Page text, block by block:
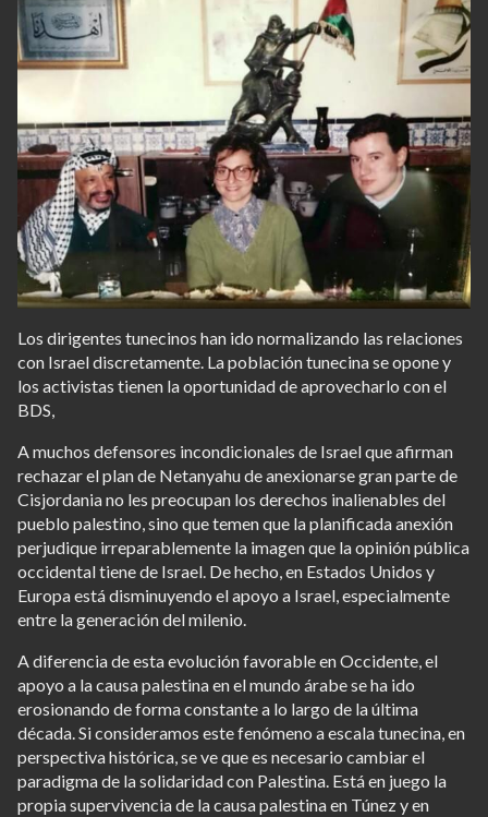
Los dirigentes tunecinos han ido normalizando las relaciones
con Israel discretamente. La población tunecina se opone y
los activistas tienen la oportunidad de aprovecharlo con el
BDS,
A muchos defensores incondicionales de Israel que afirman
rechazar el plan de Netanyahu de anexionarse gran parte de
Cisjordania no les preocupan los derechos inalienables del
pueblo palestino, sino que temen que la planificada anexión
perjudique irreparablemente la imagen que la opinión pública
occidental tiene de Israel. De hecho, en Estados Unidos y
Europa está disminuyendo el apoyo a Israel, especialmente
entre la generación del milenio.
A diferencia de esta evolución favorable en Occidente, el
apoyo a la causa palestina en el mundo árabe se ha ido
erosionando de forma constante a lo largo de la última
década. Si consideramos este fenómeno a escala tunecina, en
perspectiva histórica, se ve que es necesario cambiar el
paradigma de la solidaridad con Palestina. Está en juego la
propia supervivencia de la causa palestina en Túnez y en